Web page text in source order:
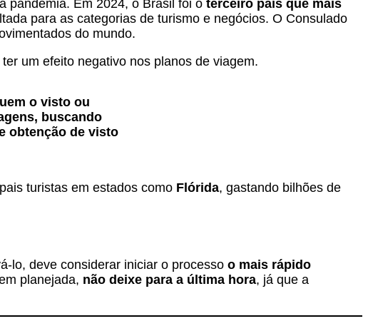
pandemia. Em 2024, o Brasil foi o terceiro país que mais
para as categorias de turismo e negócios. O Consulado
do mundo.
um efeito negativo nos planos de viagem.
o visto ou
buscando
obtenção de visto
turistas em estados como Flórida, gastando bilhões de
lo, deve considerar iniciar o processo o mais rápido
planejada, não deixe para a última hora, já que a